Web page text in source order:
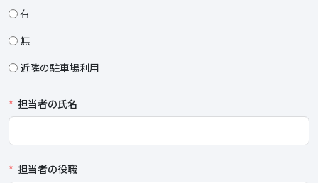
有
無
近隣の駐車場利用
担当者の氏名
担当者の役職